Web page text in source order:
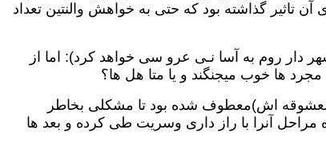
تاثیر گذاشته بود که حتی به خواهش والنتین تعداد
دار روم به آسا نـی عرو سی خواهد کرد): اما از
مجرد ها خوب میجنگند و یا متا هل ها؟
اش)معطوف شده بود تا مشکلی بخاطر
مراحل آنرا با راز داری وسریت طی کرده و بعد ها